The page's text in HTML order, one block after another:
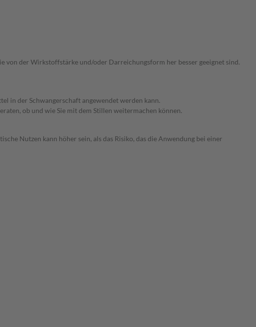
von der Wirkstoffstärke und/oder Darreichungsform her besser geeignet sind.
in der Schwangerschaft angewendet werden kann.
ob und wie Sie mit dem Stillen weitermachen können.
Nutzen kann höher sein, als das Risiko, das die Anwendung bei einer